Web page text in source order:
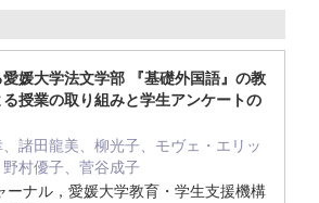
媛大学法文学部 『基礎外国語』の教
授業の取り組みと学生アンケートの
諸田龍美、柳光子、モヴェ・エリッ
村優子、菅谷成子
ーナル，愛媛大学教育・学生支援機構